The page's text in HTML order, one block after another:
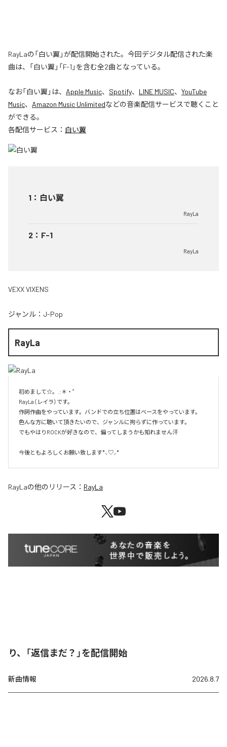
RayLaの「白い翼」が配信開始された。今回デジタル配信された楽
曲は、「白い翼」「F-1」を含む全2曲となっている。
なお「白い翼 」は、 Apple Music、 Spotify、 LINE MUSIC、 YouTube
Music、 Amazon Music Unlimitedなどの音楽配信サービスで聴くこと
ができる。
各配信サービス： 白い翼
1 ： 白い翼
RayLa
2 ： F-1
RayLa
VEXX VIXENS
ジャンル： J-Pop
RayLa
初めまして☆。.:＊・゜
RayLa（レイラ）です。
作詞作曲をやっています。バンドでの立ち位置はベースをやっています。
色んな方に聴いて頂きたいので、ジャンルに拘らずに作っています。
でもやはりROCKが好きなので、偏ってしまうかも知れません汗
今後ともよろしくお願い致します*⸜♡⸝*
RayLaの他のリリース： RayLa
り、「返信まだ？」を配信開始
新曲情報 2026.8.7